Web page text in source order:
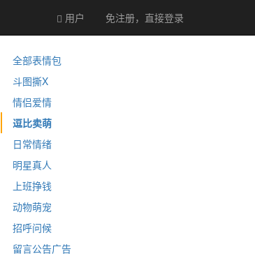
用户 免注册，直接登录
全部表情包
斗图撕X
情侣爱情
逗比卖萌
日常情绪
明星真人
上班挣钱
动物萌宠
招呼问候
留言公告广告